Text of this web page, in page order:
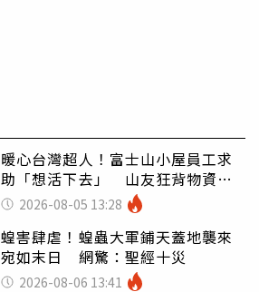
暖心台灣超人！富士山小屋員工求
助「想活下去」 山友狂背物資上
山：台灣真的是寶島
2026-08-05 13:28
蝗害肆虐！蝗蟲大軍鋪天蓋地襲來
宛如末日 網驚：聖經十災
2026-08-06 13:41